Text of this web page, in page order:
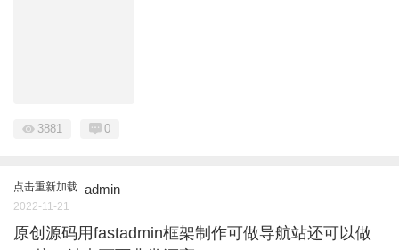
3881 0
点击重新加载 admin
2022-11-21
原创源码用fastadmin框架制作可做导航站还可以做